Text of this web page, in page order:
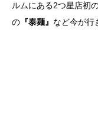
ルムにある2つ星店初
の 『泰麺』 など今が行